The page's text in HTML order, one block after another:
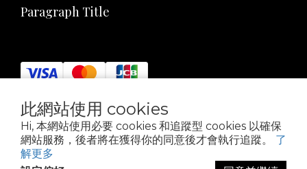
此網站使用 cookies
Hi, 本網站使用必要 cookies 和追蹤型 cookies 以確保
網站服務，後者將在獲得你的同意後才會執行追蹤。 了
解更多
Paragraph Title
$ TWD 繁體中文